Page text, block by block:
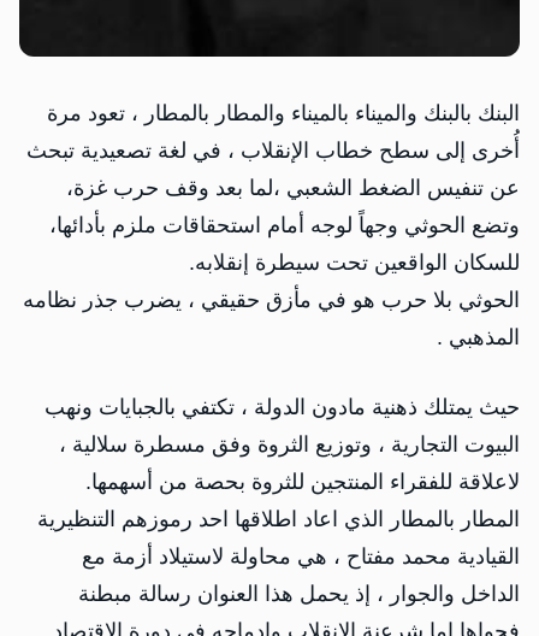
‏البنك بالبنك والميناء بالميناء والمطار بالمطار ، تعود مرة
أُخرى إلى سطح خطاب الإنقلاب ، في لغة تصعيدية تبحث
عن تنفيس الضغط الشعبي ،لما بعد وقف حرب غزة،
وتضع الحوثي وجهاً لوجه أمام استحقاقات ملزم بأدائها،
للسكان الواقعين تحت سيطرة إنقلابه.
الحوثي بلا حرب هو في مأزق حقيقي ، يضرب جذر نظامه
المذهبي .
حيث يمتلك ذهنية مادون الدولة ، تكتفي بالجبايات ونهب
البيوت التجارية ، وتوزيع الثروة وفق مسطرة سلالية ،
لاعلاقة للفقراء المنتجين للثروة بحصة من أسهمها.
المطار بالمطار الذي اعاد اطلاقها احد رموزهم التنظيرية
القيادية محمد مفتاح ، هي محاولة لاستيلاد أزمة مع
الداخل والجوار ، إذ يحمل هذا العنوان رسالة مبطنة